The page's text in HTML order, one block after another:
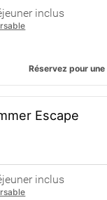
inclus
Réservez pour
Escape
inclus